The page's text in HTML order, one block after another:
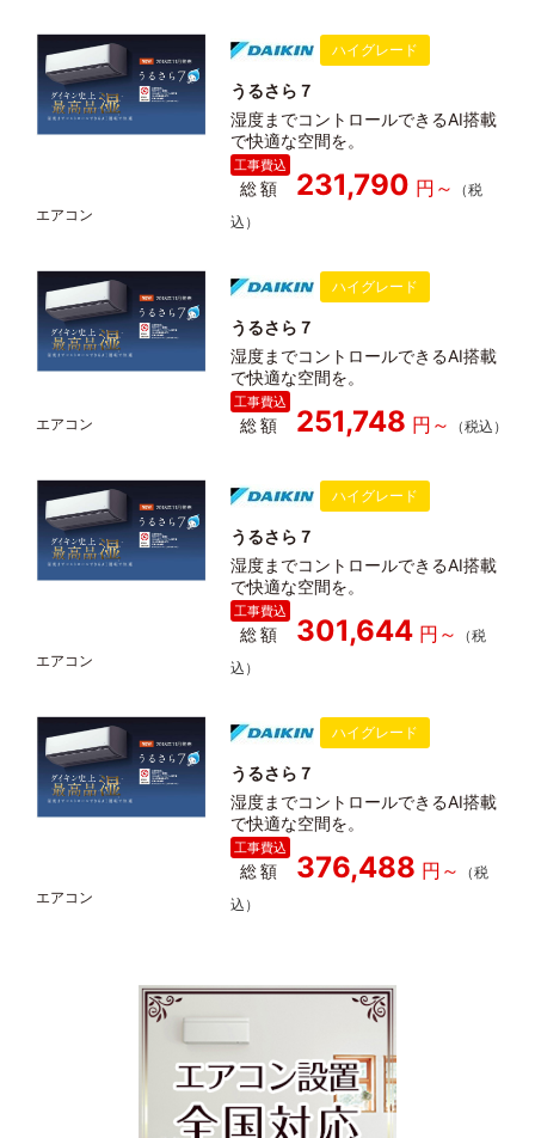
ハイグレード
うるさら７
湿度までコントロールできるAI搭載
で快適な空間を。
総額 231,790
ハイグレード
うるさら７
湿度までコントロールできるAI搭載
で快適な空間を。
総額 251,748
ハイグレード
うるさら７
湿度までコントロールできるAI搭載
で快適な空間を。
総額 301,644
ハイグレード
うるさら７
湿度までコントロールできるAI搭載
で快適な空間を。
総額 376,488